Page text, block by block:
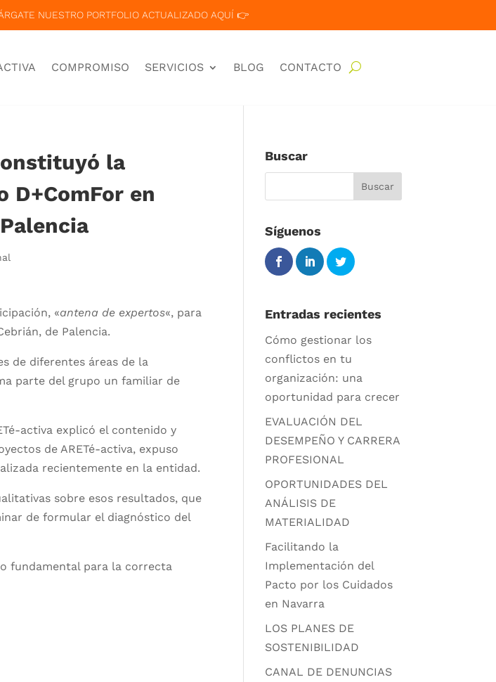
NUESTRO PORTFOLIO ACTUALIZADO AQUÍ 👉
COMPROMISO SERVICIOS BLOG CONTACTO
la
D+ComFor en
«antena de expertos«, para
de Palencia.
de diferentes áreas de la
parte del grupo un familiar de
activa explicó el contenido y
de ARETé-activa, expuso
recientemente en la entidad.
sobre esos resultados, que
de formular el diagnóstico del
fundamental para la correcta
Buscar
Síguenos
Entradas recientes
Cómo gestionar los
conflictos en tu
organización: una
oportunidad para crecer
EVALUACIÓN DEL
DESEMPEÑO Y CARRERA
PROFESIONAL
OPORTUNIDADES DEL
ANÁLISIS DE
MATERIALIDAD
Facilitando la
Implementación del
Pacto por los Cuidados
en Navarra
LOS PLANES DE
SOSTENIBILIDAD
CANAL DE DENUNCIAS